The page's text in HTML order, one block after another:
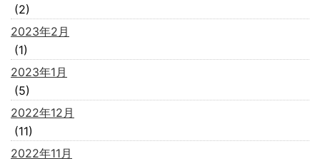
(2)
2023年2月
(1)
2023年1月
(5)
2022年12月
(11)
2022年11月